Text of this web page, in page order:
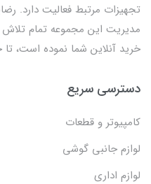
تجهیزات مرتبط فعالیت دارد.
مدیریت این مجموعه تمام تلاش
خرید آنلاین شما نموده است،
دسترسی سریع
کامپیوتر و قطعات
لوازم جانبی گوشی
لوازم اداری